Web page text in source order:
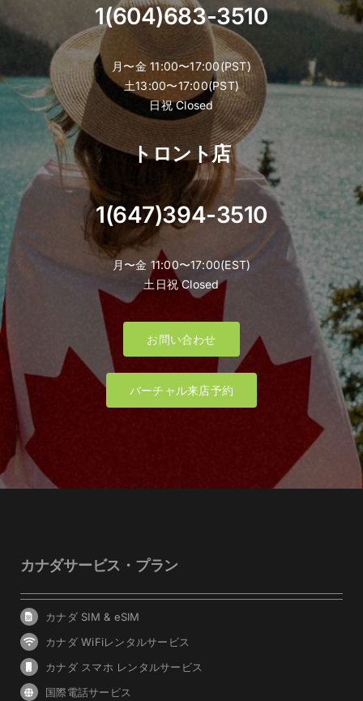
1(604)683-3510
月〜金 11:00〜17:00(PST)
土13:00〜17:00(PST)
日祝 Closed
トロント店
1(647)394-3510
月〜金 11:00〜17:00(EST)
土日祝 Closed
お問い合わせ
バーチャル来店予約
カナダサービス・プラン
カナダ SIM & eSIM
カナダ WiFiレンタルサービス
カナダ スマホ レンタルサービス
国際電話サービス